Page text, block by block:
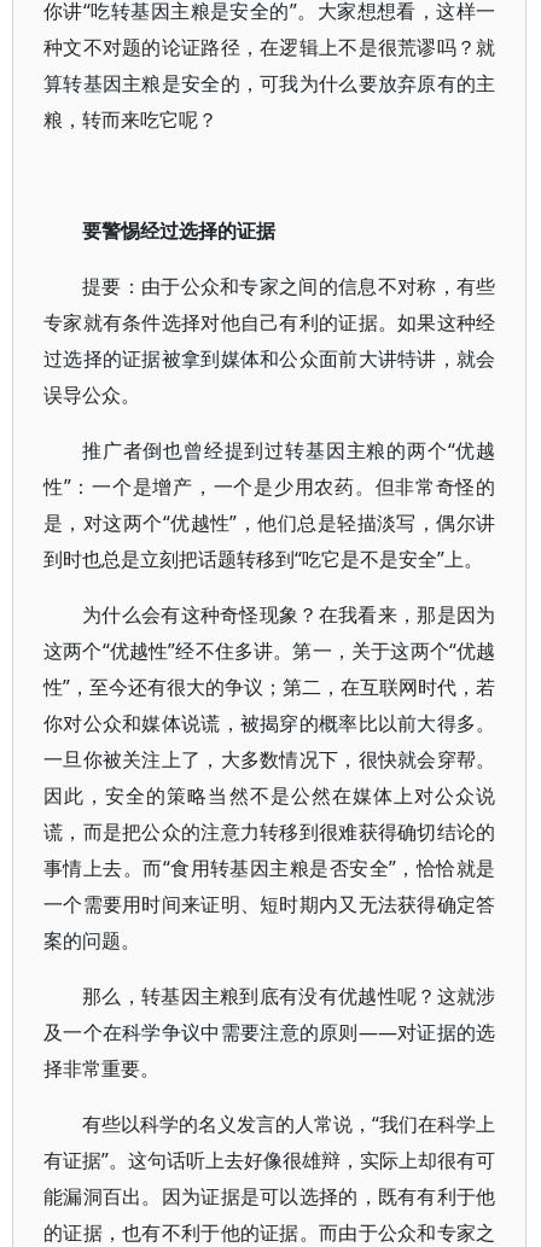
你讲“吃转基因主粮是安全的”。大家想想看，这样一
种文不对题的论证路径，在逻辑上不是很荒谬吗？就
算转基因主粮是安全的，可我为什么要放弃原有的主
粮，转而来吃它呢？
要警惕经过选择的证据
提要：由于公众和专家之间的信息不对称，有些
专家就有条件选择对他自己有利的证据。如果这种经
过选择的证据被拿到媒体和公众面前大讲特讲，就会
误导公众。
推广者倒也曾经提到过转基因主粮的两个“优越
性”：一个是增产，一个是少用农药。但非常奇怪的
是，对这两个“优越性”，他们总是轻描淡写，偶尔讲
到时也总是立刻把话题转移到“吃它是不是安全”上。
为什么会有这种奇怪现象？在我看来，那是因为
这两个“优越性”经不住多讲。第一，关于这两个“优越
性”，至今还有很大的争议；第二，在互联网时代，若
你对公众和媒体说谎，被揭穿的概率比以前大得多。
一旦你被关注上了，大多数情况下，很快就会穿帮。
因此，安全的策略当然不是公然在媒体上对公众说
谎，而是把公众的注意力转移到很难获得确切结论的
事情上去。而“食用转基因主粮是否安全”，恰恰就是
一个需要用时间来证明、短时期内又无法获得确定答
案的问题。
那么，转基因主粮到底有没有优越性呢？这就涉
及一个在科学争议中需要注意的原则——对证据的选
择非常重要。
有些以科学的名义发言的人常说，“我们在科学上
有证据”。这句话听上去好像很雄辩，实际上却很有可
能漏洞百出。因为证据是可以选择的，既有有利于他
的证据，也有不利于他的证据。而由于公众和专家之